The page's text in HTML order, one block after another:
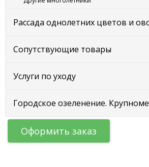
Рассада однолетних цветов и
Сопутствующие товары
Услуги по уходу
Городское озеленение.
Оформить заказ